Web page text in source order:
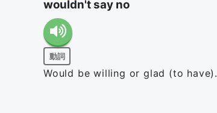
wouldn't say no
動詞
Would be willing or glad (to have).